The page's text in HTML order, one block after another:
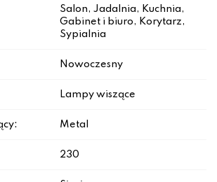
Salon, Jadalnia, Kuchnia,
Gabinet i biuro, Korytarz,
Sypialnia
Nowoczesny
Lampy wiszące
Metal
230